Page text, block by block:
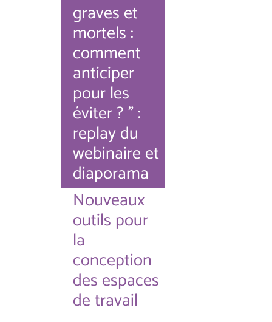
graves et
mortels :
comment
anticiper
pour les
éviter ? " :
replay du
webinaire et
diaporama
Nouveaux
outils pour
la
conception
des espaces
de travail